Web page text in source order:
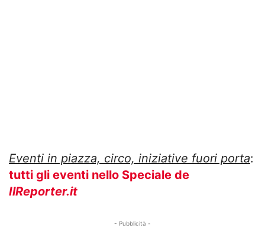
Eventi in piazza, circo, iniziative fuori porta:
tutti gli eventi nello Speciale de
IlReporter.it
- Pubblicità -